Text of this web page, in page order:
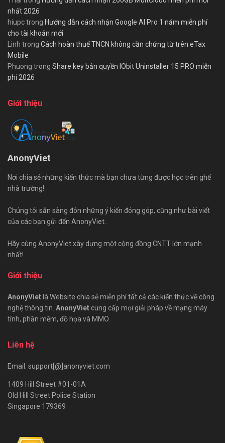
nhất 2026
hiupctrong Hướng dẫn cách nhận Google AI Pro 1 năm miễn phí
cho tài khoản mới
Linh trong Cách hoàn thuế TNCN không cần chứng từ trên eTax
Mobile
Phuong trong Share key bản quyền IObit Uninstaller 15 PRO miễn
phí 2026
Giới thiệu
AnonyViet
Nơi chia sẻ những kiến thức mà bạn chưa từng được học trên ghế
nhà trường!
Chúng tôi sẵn sàng đón những ý kiến đóng góp, cũng như bài viết
của các bạn gửi đến AnonyViet.
Hãy cùng AnonyViet xây dựng một cộng đồng CNTT lớn mạnh
nhất!
Giới thiệu
AnonyViet là Website chia sẻ miễn phí tất cả các kiến thức về công
nghệ thông tin. AnonyViet cung cấp mọi giải pháp về mạng máy
tính, phần mềm, đồ họa và MMO.
Liên hệ
Email: support[@]anonyviet.com
1409 Hill Street #01-01A
Old Hill Street Police Station
Singapore 179369